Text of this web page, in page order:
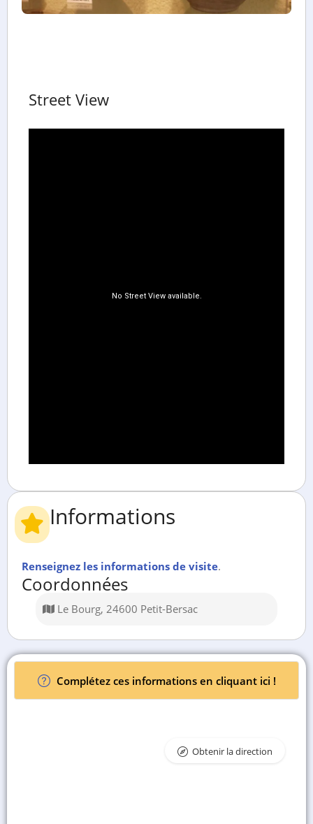
Informations
Renseignez les informations de visite.
Coordonnées
Le Bourg, 24600 Petit-Bersac
Street View
Complétez ces informations en cliquant ici !
Obtenir la direction